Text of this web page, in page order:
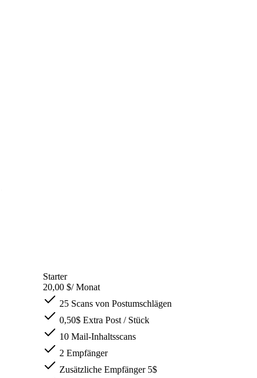
Starter
20,00 $/ Monat
25 Scans von Postumschlägen
0,50$ Extra Post / Stück
10 Mail-Inhaltsscans
2 Empfänger
Zusätzliche Empfänger 5$